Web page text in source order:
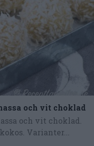
och vit choklad
och vit choklad.
Varianter...